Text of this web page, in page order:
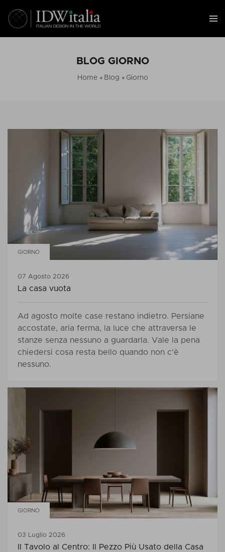
BLOG GIORNO
Home Blog Giorno
GIORNO
07 Agosto 2026
La casa vuota
Ad agosto molte case restano indietro. Persiane
accostate, aria ferma, la luce che attraversa le
stanze senza nessuno a guardarla. Vale la pena
chiedersi cosa resta bello quando non c'è
nessuno.
GIORNO
03 Luglio 2026
Il Tavolo al Centro: Il Pezzo Più Usato della Casa